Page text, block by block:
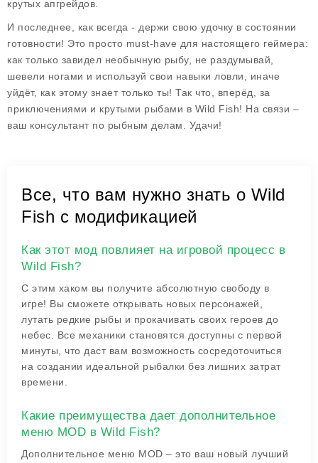
крутых апгрейдов.
И последнее, как всегда - держи свою удочку в состоянии
готовности! Это просто must-have для настоящего геймера:
как только завидел необычную рыбу, не раздумывай,
шевели ногами и используй свои навыки ловли, иначе
уйдёт, как этому знает только ты! Так что, вперёд, за
приключениями и крутыми рыбами в Wild Fish! На связи –
ваш консультант по рыбным делам. Удачи!
Все, что вам нужно знать о Wild
Fish с модификацией
Как этот мод повлияет на игровой процесс в
Wild Fish?
С этим хаком вы получите абсолютную свободу в
игре! Вы сможете открывать новых персонажей,
лутать редкие рыбы и прокачивать своих героев до
небес. Все механики становятся доступны с первой
минуты, что даст вам возможность сосредоточиться
на создании идеальной рыбалки без лишних затрат
времени.
Какие преимущества дает дополнительное
меню MOD в Wild Fish?
Дополнительное меню MOD – это ваш новый лучший